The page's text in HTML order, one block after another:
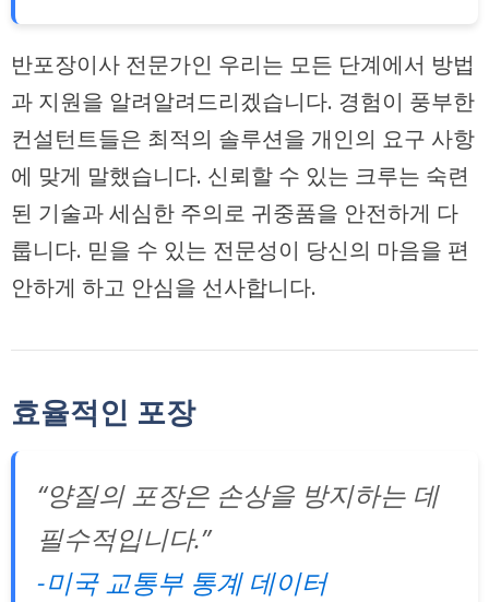
반포장이사 전문가인 우리는 모든 단계에서 방법
과 지원을 알려알려드리겠습니다. 경험이 풍부한
컨설턴트들은 최적의 솔루션을 개인의 요구 사항
에 맞게 말했습니다. 신뢰할 수 있는 크루는 숙련
된 기술과 세심한 주의로 귀중품을 안전하게 다
룹니다. 믿을 수 있는 전문성이 당신의 마음을 편
안하게 하고 안심을 선사합니다.
효율적인 포장
“양질의 포장은 손상을 방지하는 데
필수적입니다.”
-미국 교통부 통계 데이터